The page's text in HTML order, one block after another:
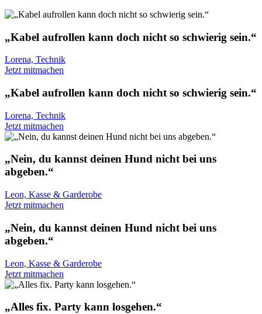
„Kabel aufrollen kann doch nicht so schwierig sein.“
Lorena, Technik
Jetzt mitmachen
„Kabel aufrollen kann doch nicht so schwierig sein.“
Lorena, Technik
Jetzt mitmachen
„Nein, du kannst deinen Hund nicht bei uns
abgeben.“
Leon, Kasse & Garderobe
Jetzt mitmachen
„Nein, du kannst deinen Hund nicht bei uns
abgeben.“
Leon, Kasse & Garderobe
Jetzt mitmachen
„Alles fix. Party kann losgehen.“